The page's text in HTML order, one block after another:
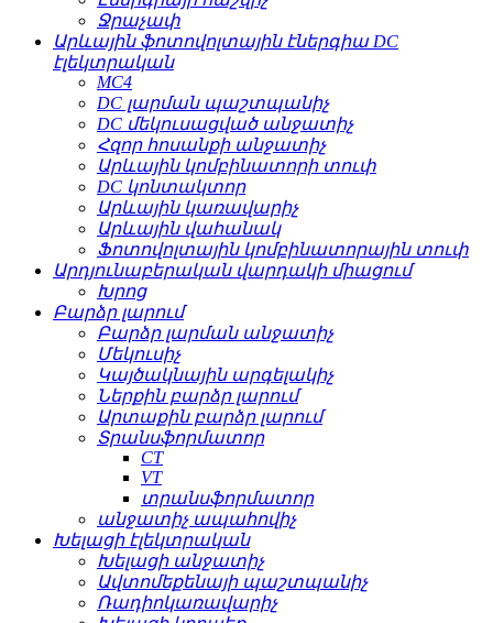
Ջրաչափ
Արևային ֆոտովոլտային էներգիա DC
էլեկտրական
MC4
DC լարման պաշտպանիչ
DC մեկուսացված անջատիչ
Հզոր հոսանքի անջատիչ
Արևային կոմբինատորի տուփ
DC կոնտակտոր
Արևային կառավարիչ
Արևային վահանակ
Ֆոտովոլտային կոմբինատորային տուփ
Արդյունաբերական վարդակի միացում
Խրոց
Բարձր լարում
Բարձր լարման անջատիչ
Մեկուսիչ
Կայծակնային արգելակիչ
Ներքին բարձր լարում
Արտաքին բարձր լարում
Տրանսֆորմատոր
CT
VT
տրանսֆորմատոր
անջատիչ ապահովիչ
Խելացի էլեկտրական
Խելացի անջատիչ
Ավտոմեքենայի պաշտպանիչ
Ռադիոկառավարիչ